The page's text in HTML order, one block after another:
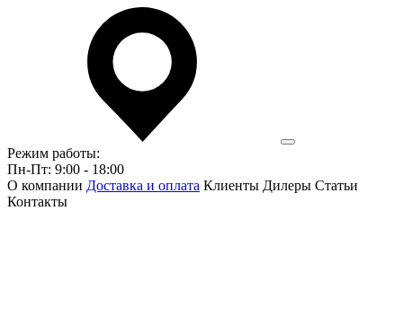
Режим работы:
Пн-Пт: 9:00 - 18:00
О компании Доставка и оплата Клиенты Дилеры Статьи
Контакты